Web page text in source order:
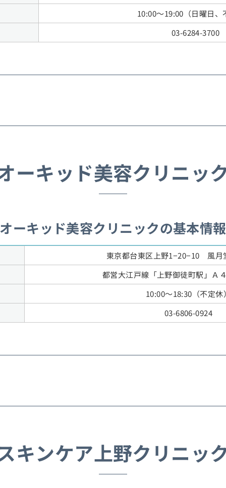
10:00～19:00（日曜日、
03-6284-3700
ーキッド美容クリニッ
オーキッド美容クリニックの基本情報
東京都台東区上野1−20−10 風月
都営大江戸線「上野御徒町駅」Ａ
10:00～18:30（不定休）
03-6806-0924
キンケア上野クリニッ